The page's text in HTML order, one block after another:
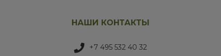
НАШИ КОНТАКТЫ
+7 495 532 40 32